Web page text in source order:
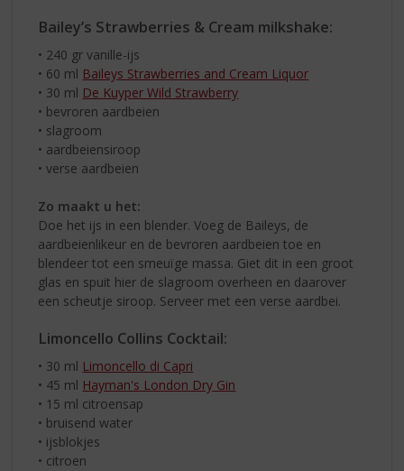
Bailey’s Strawberries & Cream milkshake:
• 240 gr vanille-ijs
• 60 ml Baileys Strawberries and Cream Liquor
• 30 ml De Kuyper Wild Strawberry
• bevroren aardbeien
• slagroom
• aardbeiensiroop
• verse aardbeien
Zo maakt u het:
Doe het ijs in een blender. Voeg de Baileys, de
aardbeienlikeur en de bevroren aardbeien toe en
blendeer tot een smeuïge massa. Giet dit in een groot
glas en spuit hier de slagroom overheen en daarover
een scheutje siroop. Serveer met een verse aardbei.
Limoncello Collins Cocktail:
• 30 ml Limoncello di Capri
• 45 ml Hayman's London Dry Gin
• 15 ml citroensap
• bruisend water
• ijsblokjes
• citroen